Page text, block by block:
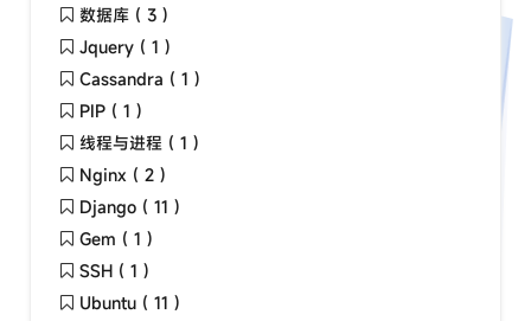
数据库 ( 3 )
Jquery ( 1 )
Cassandra ( 1 )
PIP ( 1 )
线程与进程 ( 1 )
Nginx ( 2 )
Django ( 11 )
Gem ( 1 )
SSH ( 1 )
Ubuntu ( 11 )